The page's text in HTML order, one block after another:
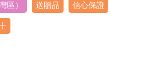
限男士
會引起血液及體液成分的變化，
宜進行高強度鍛煉。
購成功之電郵以確認客戶身份。
請至少提前1日聯絡美年大健康
6663 4351）。
路紅嶺大廈 4 棟5 棟裙樓 2 樓
07:50-17:00
00-10：00
區） 送贈品
信心保證